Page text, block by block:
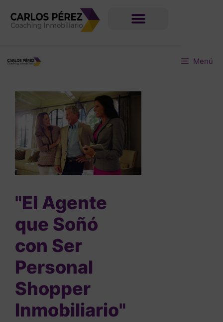
Menú
"El Agente
que Soñó
con Ser
Personal
Shopper
Inmobiliario"